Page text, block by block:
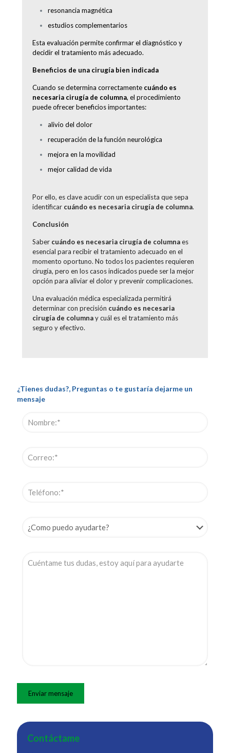
resonancia magnética
estudios complementarios
Esta evaluación permite confirmar el diagnóstico y
decidir el tratamiento más adecuado.
Beneficios de una cirugía bien indicada
Cuando se determina correctamente cuándo es
necesaria cirugía de columna, el procedimiento
puede ofrecer beneficios importantes:
alivio del dolor
recuperación de la función neurológica
mejora en la movilidad
mejor calidad de vida
Por ello, es clave acudir con un especialista que sepa
identificar cuándo es necesaria cirugía de columna.
Conclusión
Saber cuándo es necesaria cirugía de columnaes
esencial para recibir el tratamiento adecuado en el
momento oportuno. No todos los pacientes requieren
cirugía, pero en los casos indicados puede ser la mejor
opción para aliviar el dolor y prevenir complicaciones.
Una evaluación médica especializada permitirá
determinar con precisión cuándo es necesaria
cirugía de columnay cuál es el tratamiento más
seguro y efectivo.
¿Tienes dudas?, Preguntas o te gustaría dejarme un
mensaje
Contáctame